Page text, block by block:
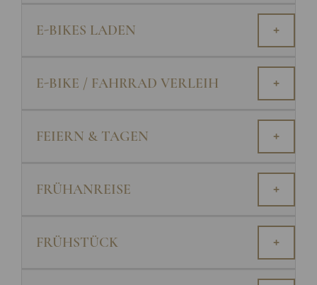
E-BIKES LADEN +
E-BIKE / FAHRRAD VERLEIH +
FEIERN & TAGEN +
FRÜHANREISE +
FRÜHSTÜCK +